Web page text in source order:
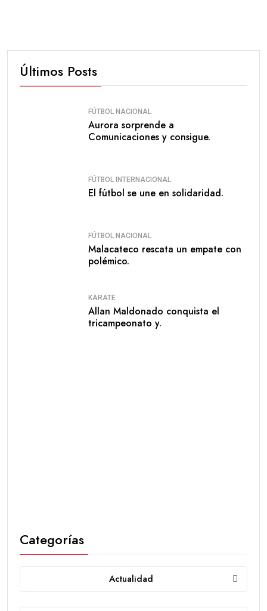
Últimos Posts
FÚTBOL NACIONAL
Aurora sorprende a
Comunicaciones y consigue.
FÚTBOL INTERNACIONAL
El fútbol se une en solidaridad.
FÚTBOL NACIONAL
Malacateco rescata un empate con
polémico.
KARATE
Allan Maldonado conquista el
tricampeonato y.
Categorías
Actualidad